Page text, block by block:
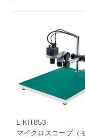
L-KIT853
マイクロスコープ（